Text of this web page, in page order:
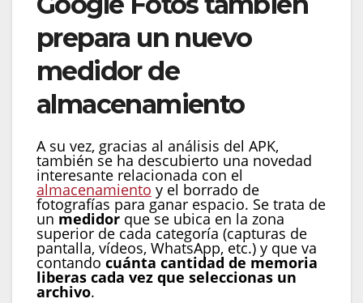
prepara un nuevo
medidor de
almacenamiento
A su vez, gracias al análisis del APK,
también se ha descubierto una novedad
interesante relacionada con el
almacenamiento y el borrado de
fotografías para ganar espacio. Se trata de
un medidor que se ubica en la zona
superior de cada categoría (capturas de
pantalla, vídeos, WhatsApp, etc.) y que va
contando cuánta cantidad de memoria
liberas cada vez que seleccionas un
archivo.